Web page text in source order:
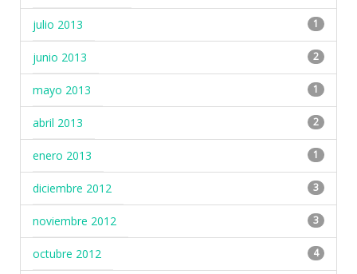
julio 2013 1
junio 2013 2
mayo 2013 1
abril 2013 2
enero 2013 1
diciembre 2012 3
noviembre 2012 3
octubre 2012 4